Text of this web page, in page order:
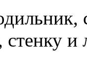
стенку